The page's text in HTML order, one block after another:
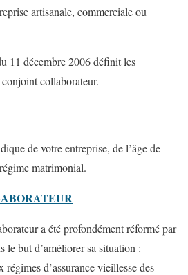
artisanale, commerciale ou
11 décembre 2006 définit les
collaborateur.
de votre entreprise, de l’âge de
matrimonial.
a été profondément réformé par
le but d’améliorer sa situation :
d’assurance vieillesse des